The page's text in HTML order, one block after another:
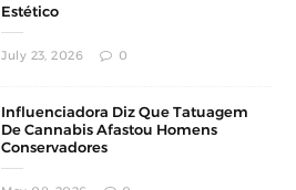
Estético
July 23, 2026 0
Influenciadora Diz Que Tatuagem
De Cannabis Afastou Homens
Conservadores